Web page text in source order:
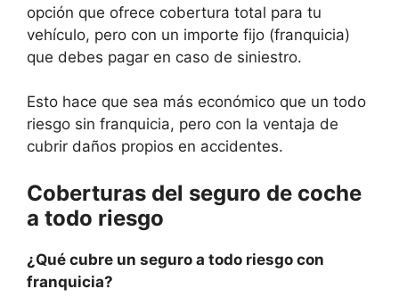
opción que ofrece cobertura total para tu
vehículo, pero con un importe fijo (franquicia)
que debes pagar en caso de siniestro.
Esto hace que sea más económico que un todo
riesgo sin franquicia, pero con la ventaja de
cubrir daños propios en accidentes.
Coberturas del seguro de coche
a todo riesgo
¿Qué cubre un seguro a todo riesgo con
franquicia?